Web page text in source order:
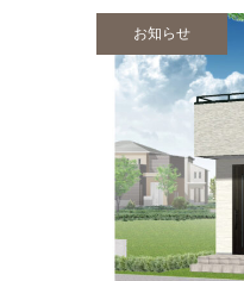
お知らせ